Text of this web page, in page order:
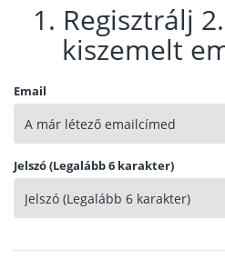
1. Regisztrálj
kiszemelt
Email
Jelszó (Legalább 6 karakter)